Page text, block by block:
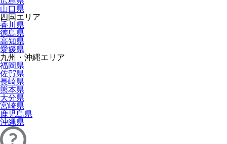
山口県
四国エリア
香川県
徳島県
高知県
愛媛県
九州・沖縄エリア
福岡県
佐賀県
長崎県
熊本県
大分県
宮崎県
鹿児島県
沖縄県